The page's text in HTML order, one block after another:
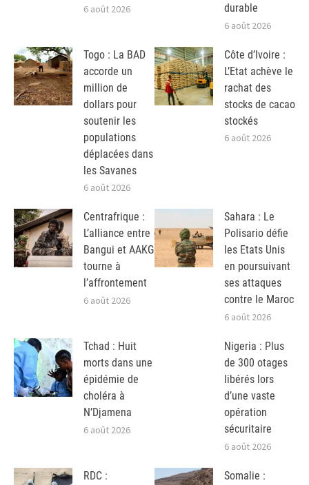
6 août 2026
durable
6 août 2026
Togo : La BAD
accorde un
million de
dollars pour
soutenir les
populations
déplacées dans
les Savanes
6 août 2026
Côte d’Ivoire :
L’Etat achève le
rachat des
stocks de cacao
stockés
6 août 2026
Centrafrique :
L’alliance entre
Bangui et AAKG
tourne à
l’affrontement
6 août 2026
Sahara : Le
Polisario défie
les Etats Unis
en poursuivant
ses attaques
contre le Maroc
6 août 2026
Tchad : Huit
morts dans une
épidémie de
choléra à
N’Djamena
6 août 2026
Nigeria : Plus
de 300 otages
libérés lors
d’une vaste
opération
sécuritaire
6 août 2026
RDC :
Somalie :